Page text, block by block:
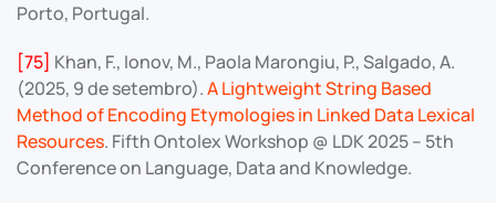
Porto, Portugal.
[75] Khan, F., Ionov, M., Paola Marongiu, P., Salgado, A.
(2025, 9 de setembro).A Lightweight String Based
Method of Encoding Etymologies in Linked Data Lexical
Resources. Fifth Ontolex Workshop @ LDK 2025 – 5th
Conference on Language, Data and Knowledge.